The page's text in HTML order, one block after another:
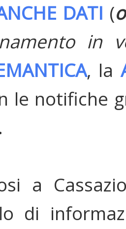
DATI (
in
, la
le notifiche
a
di